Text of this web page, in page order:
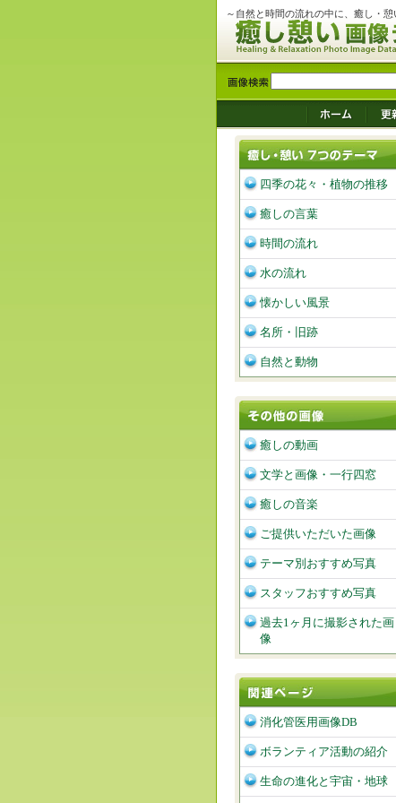
～自然と時間の流れの中に、癒し・憩
四季の花々・植物の推移
癒しの言葉
時間の流れ
水の流れ
懐かしい風景
名所・旧跡
自然と動物
癒しの動画
文学と画像・一行四窓
癒しの音楽
ご提供いただいた画像
テーマ別おすすめ写真
スタッフおすすめ写真
過去1ヶ月に撮影された画
像
消化管医用画像DB
ボランティア活動の紹介
生命の進化と宇宙・地球